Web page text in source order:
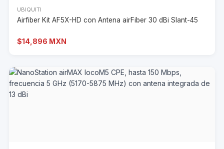
UBIQUITI
Airfiber Kit AF5X-HD con Antena airFiber 30 dBi Slant-45
$14,896 MXN